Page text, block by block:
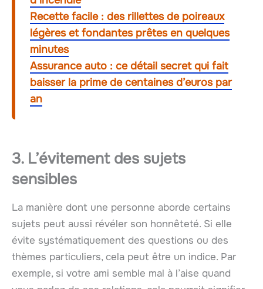
Recette facile : des rillettes de poireaux
légères et fondantes prêtes en quelques
minutes
Assurance auto : ce détail secret qui fait
baisser la prime de centaines d’euros par
an
3. L’évitement des sujets
sensibles
La manière dont une personne aborde certains
sujets peut aussi révéler son honnêteté. Si elle
évite systématiquement des questions ou des
thèmes particuliers, cela peut être un indice. Par
exemple, si votre ami semble mal à l’aise quand